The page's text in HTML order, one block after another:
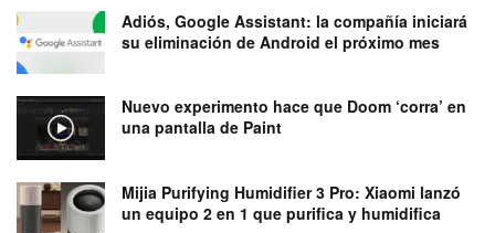
Adiós, Google Assistant: la compañía iniciará
su eliminación de Android el próximo mes
Nuevo experimento hace que Doom ‘corra’ en
una pantalla de Paint
Mijia Purifying Humidifier 3 Pro: Xiaomi lanzó
un equipo 2 en 1 que purifica y humidifica